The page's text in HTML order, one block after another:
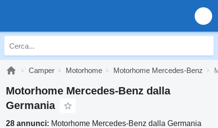
Camper Motorhome Motorhome Mercedes-Benz
Motorhome Mercedes-Benz dalla
Germania
28 annunci: Motorhome Mercedes-Benz dalla Germania